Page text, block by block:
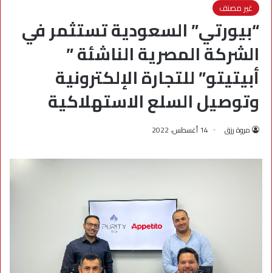
غير مصنف
“بيورتي” السعودية تستثمر في
الشركة المصرية الناشئة ”
أبيتيتو” للتجارة الإلكترونية
وتوصيل السلع الاستهلاكية
مروة رزق 14 أغسطس، 2022